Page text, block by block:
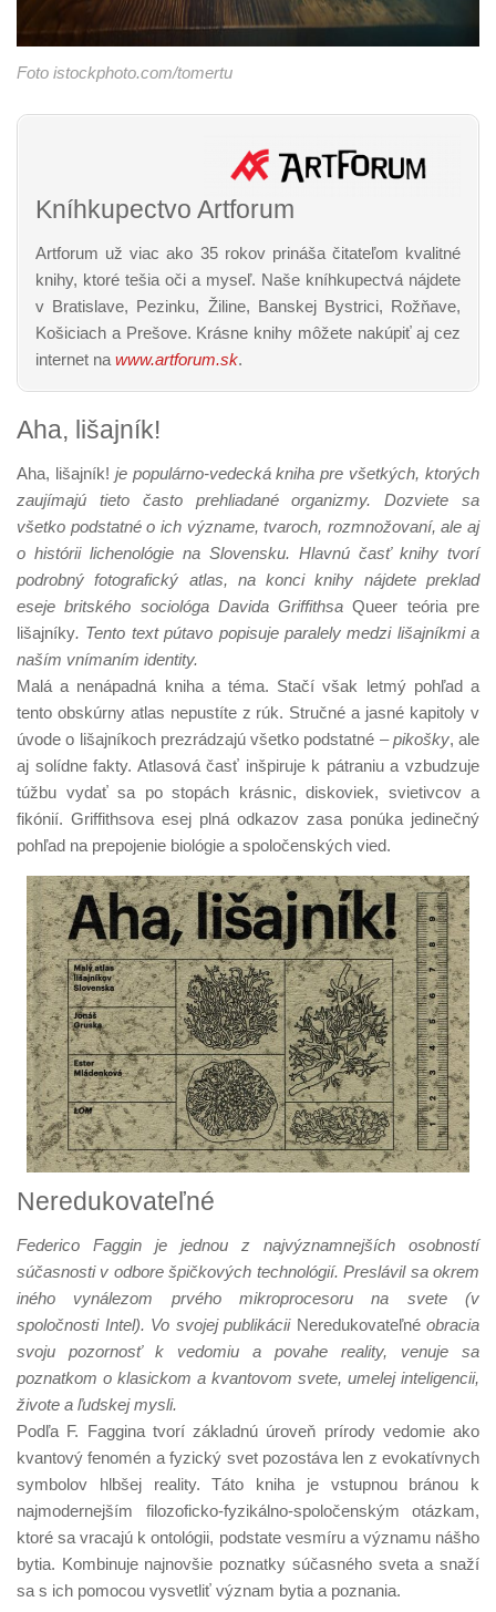
Foto istockphoto.com/tomertu
Kníhkupectvo Artforum
Artforum už viac ako 35 rokov prináša čitateľom kvalitné
knihy, ktoré tešia oči a myseľ. Naše kníhkupectvá nájdete
v Bratislave, Pezinku, Žiline, Banskej Bystrici, Rožňave,
Košiciach a Prešove. Krásne knihy môžete nakúpiť aj cez
internet na www.artforum.sk.
Aha, lišajník!
Aha, lišajník! je populárno-vedecká kniha pre všetkých, ktorých
zaujímajú tieto často prehliadané organizmy. Dozviete sa
všetko podstatné o ich význame, tvaroch, rozmnožovaní, ale aj
o histórii lichenológie na Slovensku. Hlavnú časť knihy tvorí
podrobný fotografický atlas, na konci knihy nájdete preklad
eseje britského sociológa Davida GriffithsaQueer teória pre
lišajníky. Tento text pútavo popisuje paralely medzi lišajníkmi a
naším vnímaním identity.
Malá a nenápadná kniha a téma. Stačí však letmý pohľad a
tento obskúrny atlas nepustíte z rúk. Stručné a jasné kapitoly v
úvode o lišajníkoch prezrádzajú všetko podstatné –pikošky, ale
aj solídne fakty. Atlasová časť inšpiruje k pátraniu a vzbudzuje
túžbu vydať sa po stopách krásnic, diskoviek, svietivcov a
fikónií. Griffithsova esej plná odkazov zasa ponúka jedinečný
pohľad na prepojenie biológie a spoločenských vied.
Neredukovateľné
Federico Faggin je jednou z najvýznamnejších osobností
súčasnosti v odbore špičkových technológií. Preslávil sa okrem
iného vynálezom prvého mikroprocesoru na svete (v
spoločnosti Intel). Vo svojej publikácii Neredukovateľnéobracia
svoju pozornosť k vedomiu a povahe reality, venuje sa
poznatkom o klasickom a kvantovom svete, umelej inteligencii,
živote a ľudskej mysli.
Podľa F. Faggina tvorí základnú úroveň prírody vedomie ako
kvantový fenomén a fyzický svet pozostáva len z evokatívnych
symbolov hlbšej reality. Táto kniha je vstupnou bránou k
najmodernejším filozoficko-fyzikálno-spoločenským otázkam,
ktoré sa vracajú k ontológii, podstate vesmíru a významu nášho
bytia. Kombinuje najnovšie poznatky súčasného sveta a snaží
sa s ich pomocou vysvetliť význam bytia a poznania.